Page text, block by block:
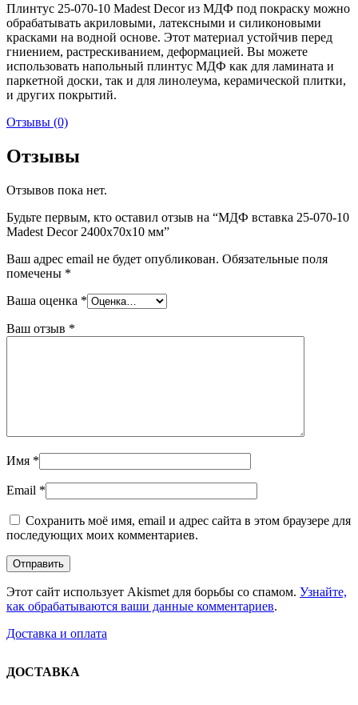
Плинтус 25-070-10 Madest Decor из МДФ под покраску можно
обрабатывать акриловыми, латексными и силиконовыми
красками на водной основе. Этот материал устойчив перед
гниением, растрескиванием, деформацией. Вы можете
использовать напольный плинтус МДФ как для ламината и
паркетной доски, так и для линолеума, керамической плитки,
и других покрытий.
Отзывы (0)
Отзывы
Отзывов пока нет.
Будьте первым, кто оставил отзыв на “МДФ вставка 25-070-10
Madest Decor 2400х70х10 мм”
Ваш адрес email не будет опубликован. Обязательные поля
помечены *
Ваша оценка *
Ваш отзыв *
Имя *
Email *
Сохранить моё имя, email и адрес сайта в этом браузере для
последующих моих комментариев.
Этот сайт использует Akismet для борьбы со спамом. Узнайте,
как обрабатываются ваши данные комментариев.
Доставка и оплата
ДОСТАВКА